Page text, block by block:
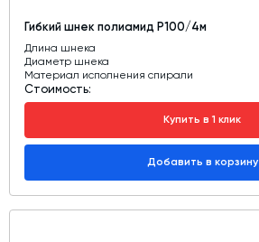
Гибкий шнек полиамид Р100/4м
Длина шнека
Диаметр шнека
Материал исполнения спирали
Стоимость:
Купить в 1 клик
Добавить в корзину